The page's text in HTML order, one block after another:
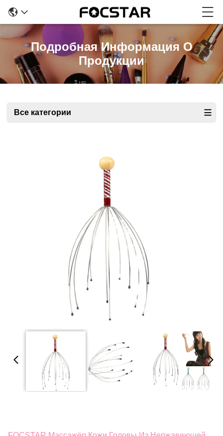
Подробная Информация О
Продукции
Все категории